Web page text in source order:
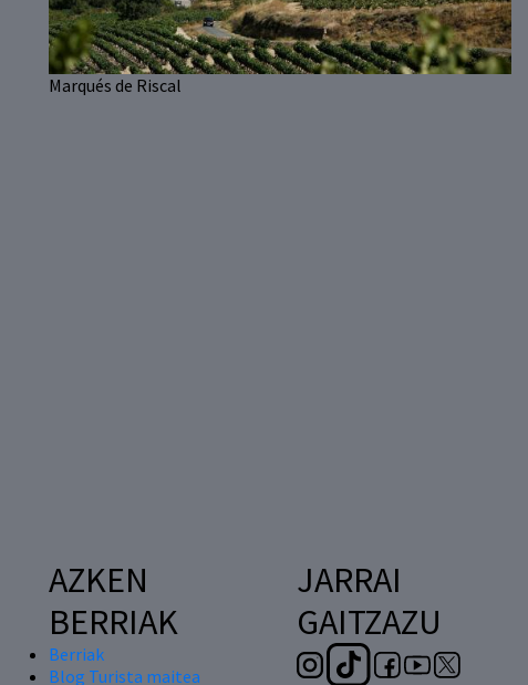
Marqués de Riscal
AZKEN
BERRIAK
Berriak
Blog Turista maitea
JARRAI
GAITZAZU